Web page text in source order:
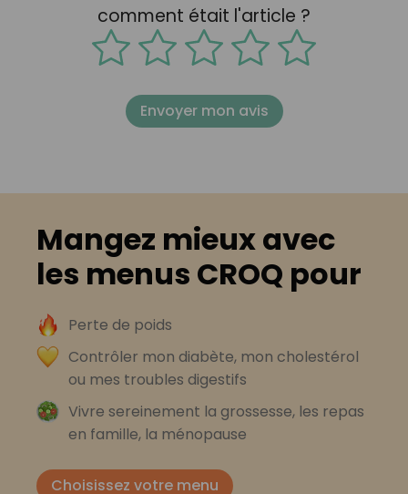
comment était l'article ?
Envoyer mon avis
Mangez mieux avec
les menus CROQ pour
Perte de poids
Contrôler mon diabète, mon cholestérol
ou mes troubles digestifs
Vivre sereinement la grossesse, les repas
en famille, la ménopause
Choisissez votre menu